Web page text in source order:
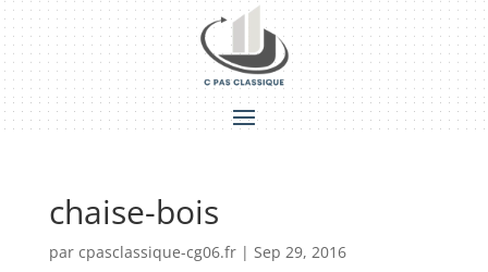
chaise-bois
par cpasclassique-cg06.fr| Sep 29, 2016